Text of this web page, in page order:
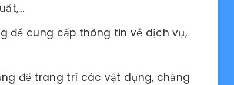
để cung cấp thông tin về dịch vụ,
để trang trí các vật dụng, chẳng